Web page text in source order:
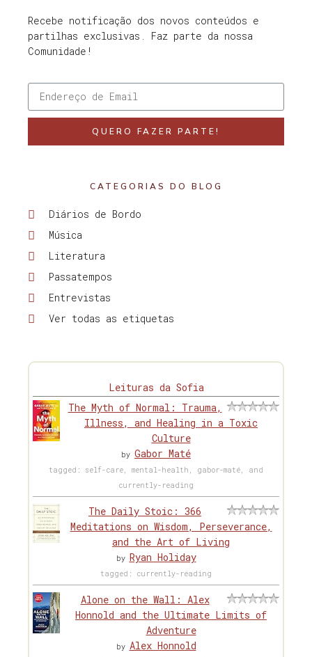
Recebe notificação dos novos conteúdos e
partilhas exclusivas. Faz parte da nossa
Comunidade!
QUERO FAZER PARTE!
CATEGORIAS DO BLOG
Diários de Bordo
Música
Literatura
Passatempos
Entrevistas
Ver todas as etiquetas
Leituras da Sofia
The Myth of Normal: Trauma,
Illness, and Healing in a Toxic
Culture
by Gabor Maté
tagged: self-care, mental-health, gabor-maté, and
currently-reading
The Daily Stoic: 366
Meditations on Wisdom, Perseverance,
and the Art of Living
by Ryan Holiday
tagged: currently-reading
Alone on the Wall: Alex
Honnold and the Ultimate Limits of
Adventure
by Alex Honnold